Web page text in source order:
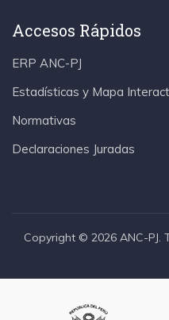
Accesos Rápidos
ERP ANC-PJ
Estadísticas y Mapa
Normativas
Declaraciones Juradas
Copyright © 2026 ANC-PJ.